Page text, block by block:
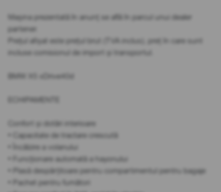
Mașina prezentată în anunț se află în parcul unui dealer
partener.
Prețul afișat este prețul brut (TVA inclus), preț în care sunt
incluse comisionul de import și transportul.
BMW X5 xDrive40d
ECHIPAMENTE
Confort și dotări interioare
• Capacitate de tractare crescută
• Încălzire a volanului
• Funcționare automată a hayonului
• Plasă despărțitoare pentru compartimentul pentru bagaje
• Pachet pentru fumători